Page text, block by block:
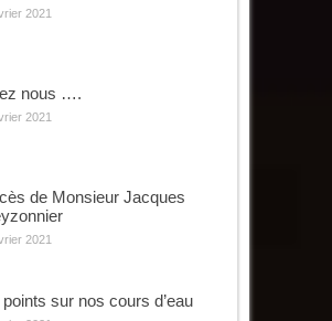
2021
nous ….
2021
de Monsieur Jacques
2021
points sur nos cours d’eau